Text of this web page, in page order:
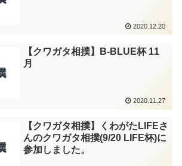
2020.12.20
【クワガタ相撲】B-BLUE杯 11
月
2020.11.27
【クワガタ相撲】くわがたLIFEさ
んのクワガタ相撲(9/20 LIFE杯)に
参加しました。